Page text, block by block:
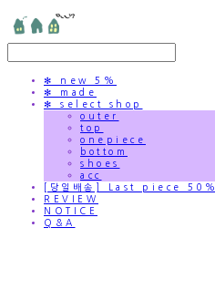
✻ new 5%
✻ made
✻ select shop
outer
top
onepiece
bottom
shoes
acc
[당일배송] Last piece 50%
REVIEW
NOTICE
Q&A